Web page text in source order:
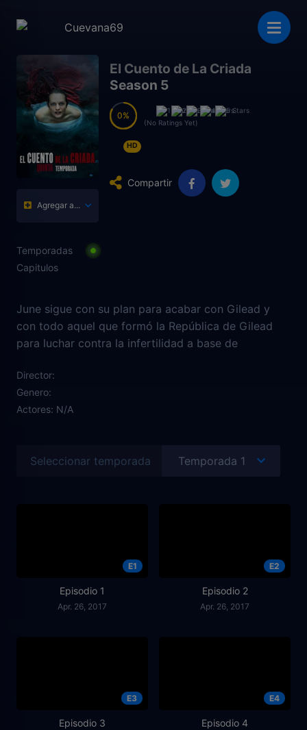
Agregar a...
Temporadas
Capitulos
El Cuento de La Criada
Season 5
0
0
(No Ratings Yet)
HD
Compartir
June sigue con su plan para acabar con Gilead y
con todo aquel que formó la República de Gilead
para luchar contra la infertilidad a base de
Director:
Genero:
Actores: N/A
Seleccionar temporada
E1
Episodio 1
Apr. 26, 2017
E2
Episodio 2
Apr. 26, 2017
E3
Episodio 3
E4
Episodio 4